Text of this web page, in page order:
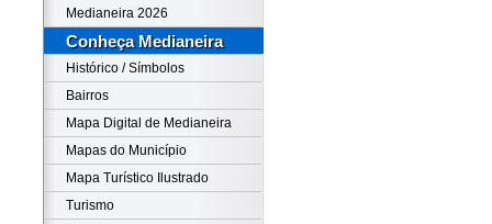
Medianeira 2026
Conheça Medianeira
Histórico / Símbolos
Bairros
Mapa Digital de Medianeira
Mapas do Município
Mapa Turístico Ilustrado
Turismo